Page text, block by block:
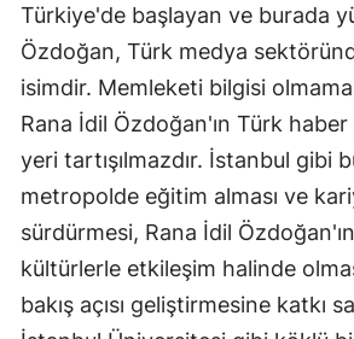
Türkiye'de başlayan ve burada
Özdoğan, Türk medya
isimdir. Memleketi bilgisi
Rana İdil Özdoğan'ın Türk
yeri tartışılmazdır. İstanbul gibi
metropolde eğitim alması ve
sürdürmesi, Rana İdil
kültürlerle etkileşim halinde
bakış açısı geliştirmesine katkı